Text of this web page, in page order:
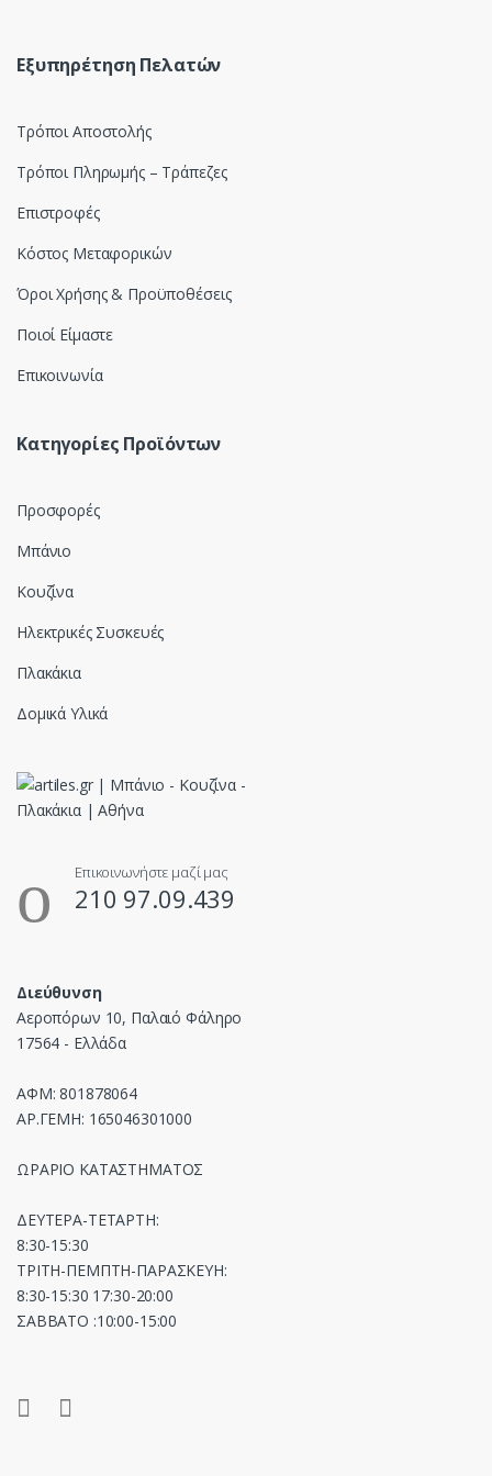
Εξυπηρέτηση Πελατών
Τρόποι Αποστολής
Τρόποι Πληρωμής – Τράπεζες
Επιστροφές
Κόστος Μεταφορικών
Όροι Χρήσης & Προϋποθέσεις
Ποιοί Είμαστε
Επικοινωνία
Κατηγορίες Προϊόντων
Προσφορές
Μπάνιο
Κουζίνα
Ηλεκτρικές Συσκευές
Πλακάκια
Δομικά Υλικά
Επικοινωνήστε μαζί μας
210 97.09.439
Διεύθυνση
Αεροπόρων 10, Παλαιό Φάληρο
17564 - Ελλάδα
ΑΦΜ: 801878064
ΑΡ.ΓΕΜΗ: 165046301000
ΩΡΑΡΙΟ ΚΑΤΑΣΤΗΜΑΤΟΣ
ΔΕΥΤΕΡΑ-ΤΕΤΑΡΤΗ:
8:30-15:30
ΤΡΙΤΗ-ΠΕΜΠΤΗ-ΠΑΡΑΣΚΕΥΗ:
8:30-15:30 17:30-20:00
ΣΑΒΒΑΤΟ :10:00-15:00